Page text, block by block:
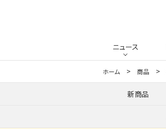
ニュース
ホーム 商品
新商品